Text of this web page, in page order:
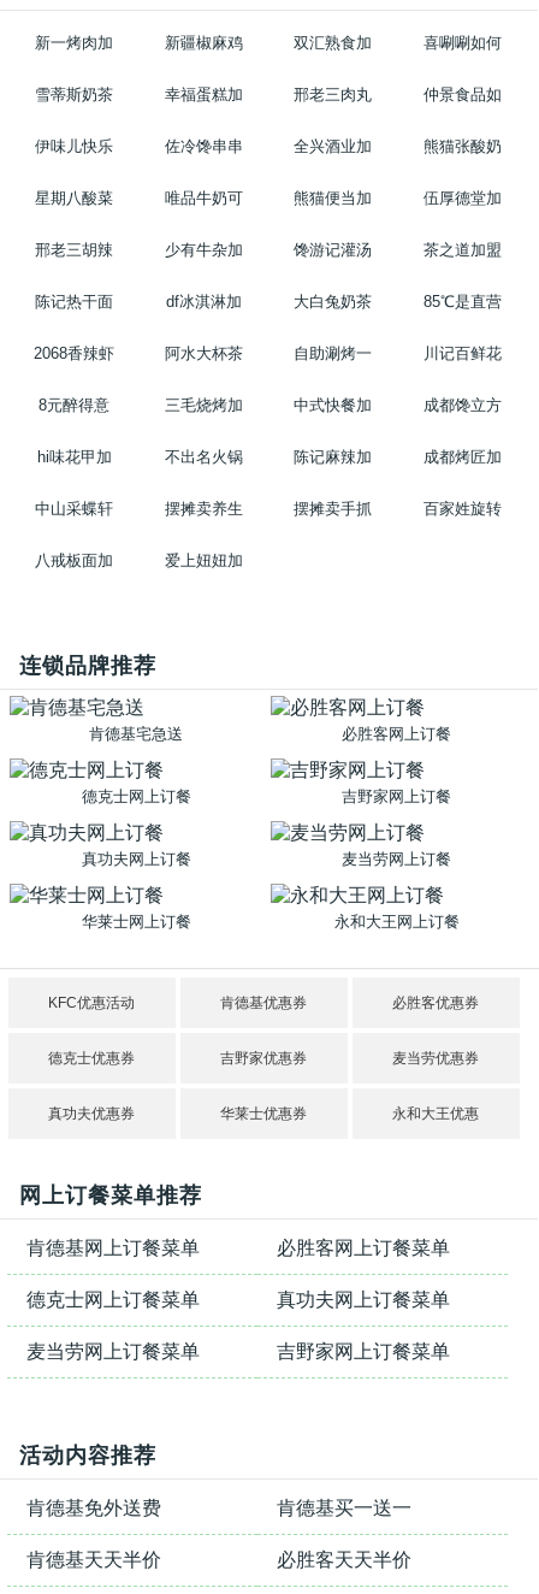
新一烤肉加 新疆椒麻鸡 双汇熟食加 喜唰唰如何
雪蒂斯奶茶 幸福蛋糕加 邢老三肉丸 仲景食品如
伊味儿快乐 佐冷馋串串 全兴酒业加 熊猫张酸奶
星期八酸菜 唯品牛奶可 熊猫便当加 伍厚德堂加
邢老三胡辣 少有牛杂加 馋游记灌汤 茶之道加盟
陈记热干面 df冰淇淋加 大白兔奶茶 85℃是直营
2068香辣虾 阿水大杯茶 自助涮烤一 川记百鲜花
8元醉得意 三毛烧烤加 中式快餐加 成都馋立方
hi味花甲加 不出名火锅 陈记麻辣加 成都烤匠加
中山采蝶轩 摆摊卖养生 摆摊卖手抓 百家姓旋转
八戒板面加 爱上妞妞加
连锁品牌推荐
肯德基宅急送 必胜客网上订餐
德克士网上订餐 吉野家网上订餐
真功夫网上订餐 麦当劳网上订餐
华莱士网上订餐 永和大王网上订餐
KFC优惠活动 肯德基优惠券 必胜客优惠券
德克士优惠券 吉野家优惠券 麦当劳优惠券
真功夫优惠券 华莱士优惠券 永和大王优惠
网上订餐菜单推荐
肯德基网上订餐菜单 必胜客网上订餐菜单
德克士网上订餐菜单 真功夫网上订餐菜单
麦当劳网上订餐菜单 吉野家网上订餐菜单
活动内容推荐
肯德基免外送费 肯德基买一送一
肯德基天天半价 必胜客天天半价